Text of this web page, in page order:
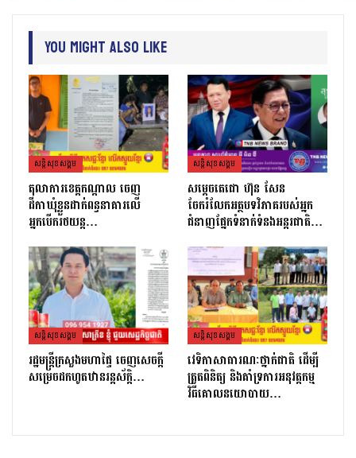
You Might Also Like
សន្តិសុខសង្គម
តុលាការខេត្តកណ្ដាល ចេញ
ដីកាឃុំខ្លួនដាក់ពន្ធនាគារលើ
អ្នកបើករថយន្ត…
សន្តិសុខសង្គម
សម្តេចតេជោ ហ៊ុន សែន
ចែករំលែកអត្ថបទវិភាគរបស់អ្នក
ជំនាញផ្នែកទំនាក់ទំនងអន្តរជាតិ…
សន្តិសុខសង្គម
រដ្ឋមន្ដ្រីក្រសួងមហាផ្ទៃ ចេញសេចក្តី
សម្រេចដកហូតឋានរន្តស័ក្តិ…
សន្តិសុខសង្គម
វេទិកាសាធារណៈថ្នាក់ជាតិ ដើម្បី
ត្រួតពិនិត្យ និងគាំទ្រការអនុវត្តកម្ម
វិធីគោលនយោបាយ…